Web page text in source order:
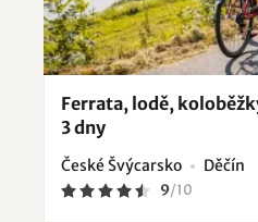
Ferrata, lodě,
3 dny
České Švýcarsko Děčín
9/10